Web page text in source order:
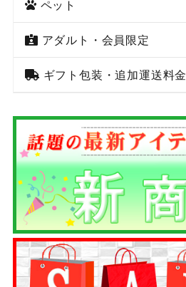
ペット
アダルト・会員限定
ギフト包装・追加運送料金